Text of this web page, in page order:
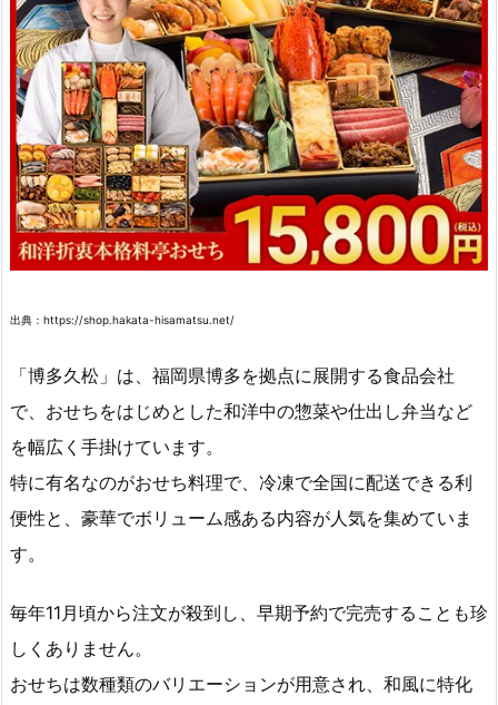
出典：https://shop.hakata-hisamatsu.net/
「博多久松」は、福岡県博多を拠点に展開する食品会社
で、おせちをはじめとした和洋中の惣菜や仕出し弁当など
を幅広く手掛けています。
特に有名なのがおせち料理で、冷凍で全国に配送できる利
便性と、豪華でボリューム感ある内容が人気を集めていま
す。
毎年11月頃から注文が殺到し、早期予約で完売することも珍
しくありません。
おせちは数種類のバリエーションが用意され、和風に特化